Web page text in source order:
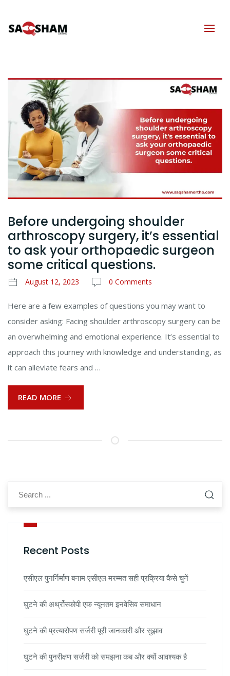
Before undergoing shoulder
arthroscopy surgery, it’s essential
to ask your orthopaedic surgeon
some critical questions.
August 12, 2023 0 Comments
Here are a few examples of questions you may want to
consider asking: Facing shoulder arthroscopy surgery can be
an overwhelming and emotional experience. It’s essential to
approach this journey with knowledge and understanding, as
it can alleviate fears and …
READ MORE
Recent Posts
एसीएल पुनर्निर्माण बनाम एसीएल मरम्मत सही प्रक्रिया कैसे चुनें
घुटने की अर्थ्रोस्कोपी एक न्यूनतम इनवेसिव समाधान
घुटने की प्रत्यारोपण सर्जरी पूरी जानकारी और सुझाव
घुटने की पुनरीक्षण सर्जरी को समझना कब और क्यों आवश्यक है